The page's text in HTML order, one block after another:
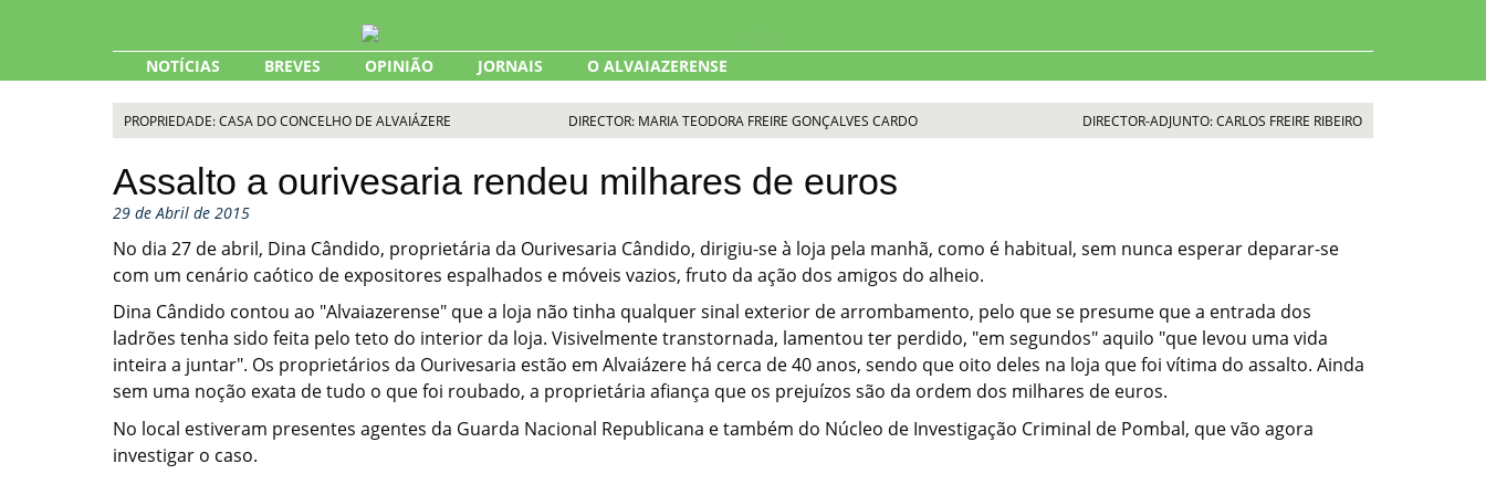
NOTÍCIAS BREVES OPINIÃO JORNAIS O ALVAIAZERENSE
PROPRIEDADE: CASA DO CONCELHO DE ALVAIÁZERE DIRECTOR: MARIA TEODORA FREIRE GONÇALVES CARDO DIRECTOR-ADJUNTO: CARLOS FREIRE RIBEIRO
Assalto a ourivesaria rendeu milhares de euros
29 de Abril de 2015
No dia 27 de abril, Dina Cândido, proprietária da Ourivesaria Cândido, dirigiu-se à loja pela manhã, como é habitual, sem nunca esperar deparar-se
com um cenário caótico de expositores espalhados e móveis vazios, fruto da ação dos amigos do alheio.
Dina Cândido contou ao "Alvaiazerense" que a loja não tinha qualquer sinal exterior de arrombamento, pelo que se presume que a entrada dos
ladrões tenha sido feita pelo teto do interior da loja. Visivelmente transtornada, lamentou ter perdido, "em segundos" aquilo "que levou uma vida
inteira a juntar". Os proprietários da Ourivesaria estão em Alvaiázere há cerca de 40 anos, sendo que oito deles na loja que foi vítima do assalto. Ainda
sem uma noção exata de tudo o que foi roubado, a proprietária afiança que os prejuízos são da ordem dos milhares de euros.
No local estiveram presentes agentes da Guarda Nacional Republicana e também do Núcleo de Investigação Criminal de Pombal, que vão agora
investigar o caso.